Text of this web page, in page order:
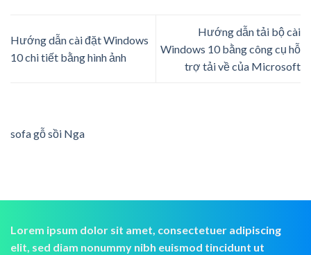
Hướng dẫn cài đặt Windows
10 chi tiết bằng hình ảnh
Hướng dẫn tải bộ cài
Windows 10 bằng công cụ hỗ
trợ tải về của Microsoft
sofa gỗ sồi Nga
Lorem ipsum dolor sit amet, consectetuer adipiscing
elit, sed diam nonummy nibh euismod tincidunt ut